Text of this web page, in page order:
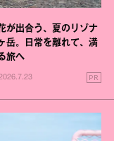
が出合う、夏のリゾナ
岳。日常を離れて、満
旅へ
PR